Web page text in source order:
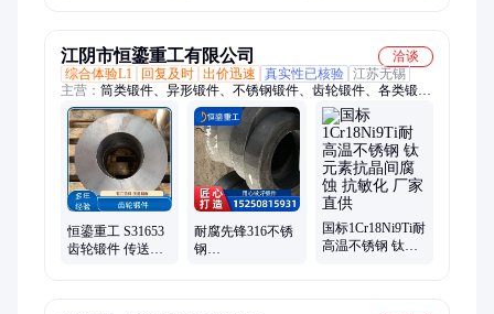
江阴市恒鎏重工有限公司
洽谈
综合体验L1
回复及时 出价迅速 真实性已核验 江苏无锡
主营： 筒类锻件、异形锻件、不锈钢锻件、齿轮锻件、各类锻
件:环形锻件、轴类锻件、法兰锻件
恒鎏重工 S31653
齿轮锻件 传送鼓
耐腐先锋316不锈
钢
国标1Cr18Ni9Ti耐
高温不锈钢 钛元